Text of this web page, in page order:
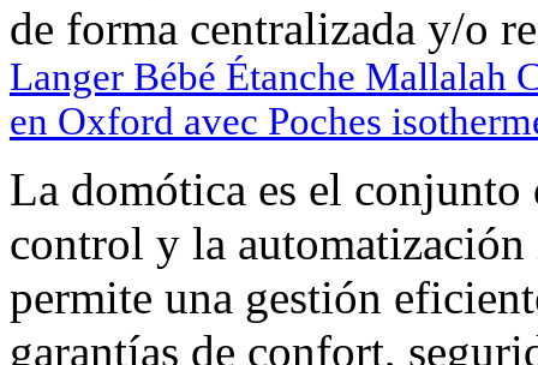
de forma centralizada y/o
Langer Bébé Étanche Mallalah
en Oxford avec Poches
La domótica es el conjunto
control y la
permite una gestión
garantías de confort,